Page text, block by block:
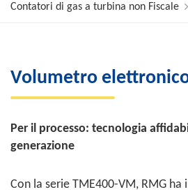
Contatori di gas a turbina non Fiscale
Volumetro
Per il processo: tecnologia
generazione
Con la serie TME400-VM, RMG